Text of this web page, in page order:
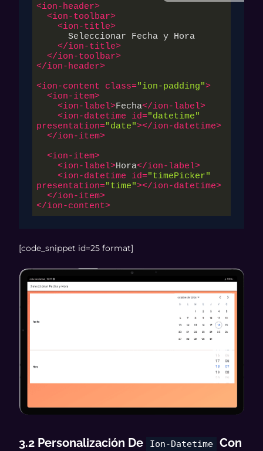
<ion-header>
<ion-toolbar>
<ion-title>
      Seleccionar Fecha y Hora
</ion-title>
</ion-toolbar>
</ion-header>
<ion-content class="ion-padding">
<ion-item>
<ion-label>Fecha</ion-label>
<ion-datetime id="datetime"
presentation="date"></ion-datetime>
</ion-item>
<ion-item>
<ion-label>Hora</ion-label>
<ion-datetime id="timePicker"
presentation="time"></ion-datetime>
</ion-item>
</ion-content>
[code_snippet id=25 format]
3.2 Personalización De Ion-Datetime
Con